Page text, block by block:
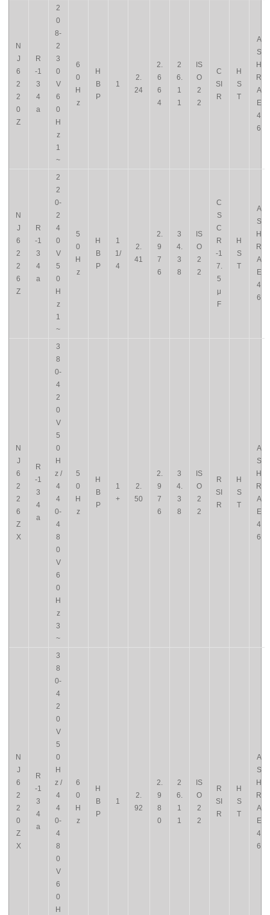
N
J
6
2
2
0
Z
R
-1
3
4
a
2
0
8-
2
3
0
V
6
0
H
z
1
~
6
0
H
z
H
B
P
1
2.
24
2.
6
6
4
2
6.
1
1
IS
O
2
2
C
SI
R
H
S
T
A
S
H
R
A
E
4
6
N
J
6
2
2
6
Z
R
-1
3
4
a
2
2
0-
2
4
0
V
5
0
H
z
1
~
5
0
H
z
H
B
P
1
1/
4
2.
41
2.
9
7
6
3
4.
3
8
IS
O
2
2
C
S
C
R
-1
7.
5
μ
F
H
S
T
A
S
H
R
A
E
4
6
N
J
6
2
2
6
Z
X
R
-1
3
4
a
3
8
0-
4
2
0
V
5
0
H
z /
4
4
0-
4
8
0
V
6
0
H
z
3
~
5
0
H
z
H
B
P
1
+
2.
50
2.
9
7
6
3
4.
3
8
IS
O
2
2
R
SI
R
H
S
T
A
S
H
R
A
E
4
6
N
J
6
2
2
0
Z
X
R
-1
3
4
a
3
8
0-
4
2
0
V
5
0
H
z /
4
4
0-
4
8
0
V
6
0
H
6
0
H
z
H
B
P
1
2.
92
2.
9
8
0
2
6.
1
1
IS
O
2
2
R
SI
R
H
S
T
A
S
H
R
A
E
4
6